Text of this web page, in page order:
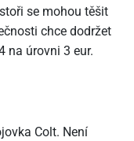
se mohou těšit
chce dodržet
na úrovni 3 eur.
Colt. Není